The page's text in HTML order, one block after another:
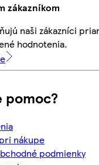
zákazníkom
naši zákazníci
hodnotenia.
nákupe
podmienky